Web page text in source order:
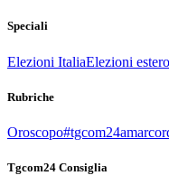
Speciali
Elezioni ItaliaElezioni estero
Rubriche
Oroscopo
Tgcom24 Consiglia